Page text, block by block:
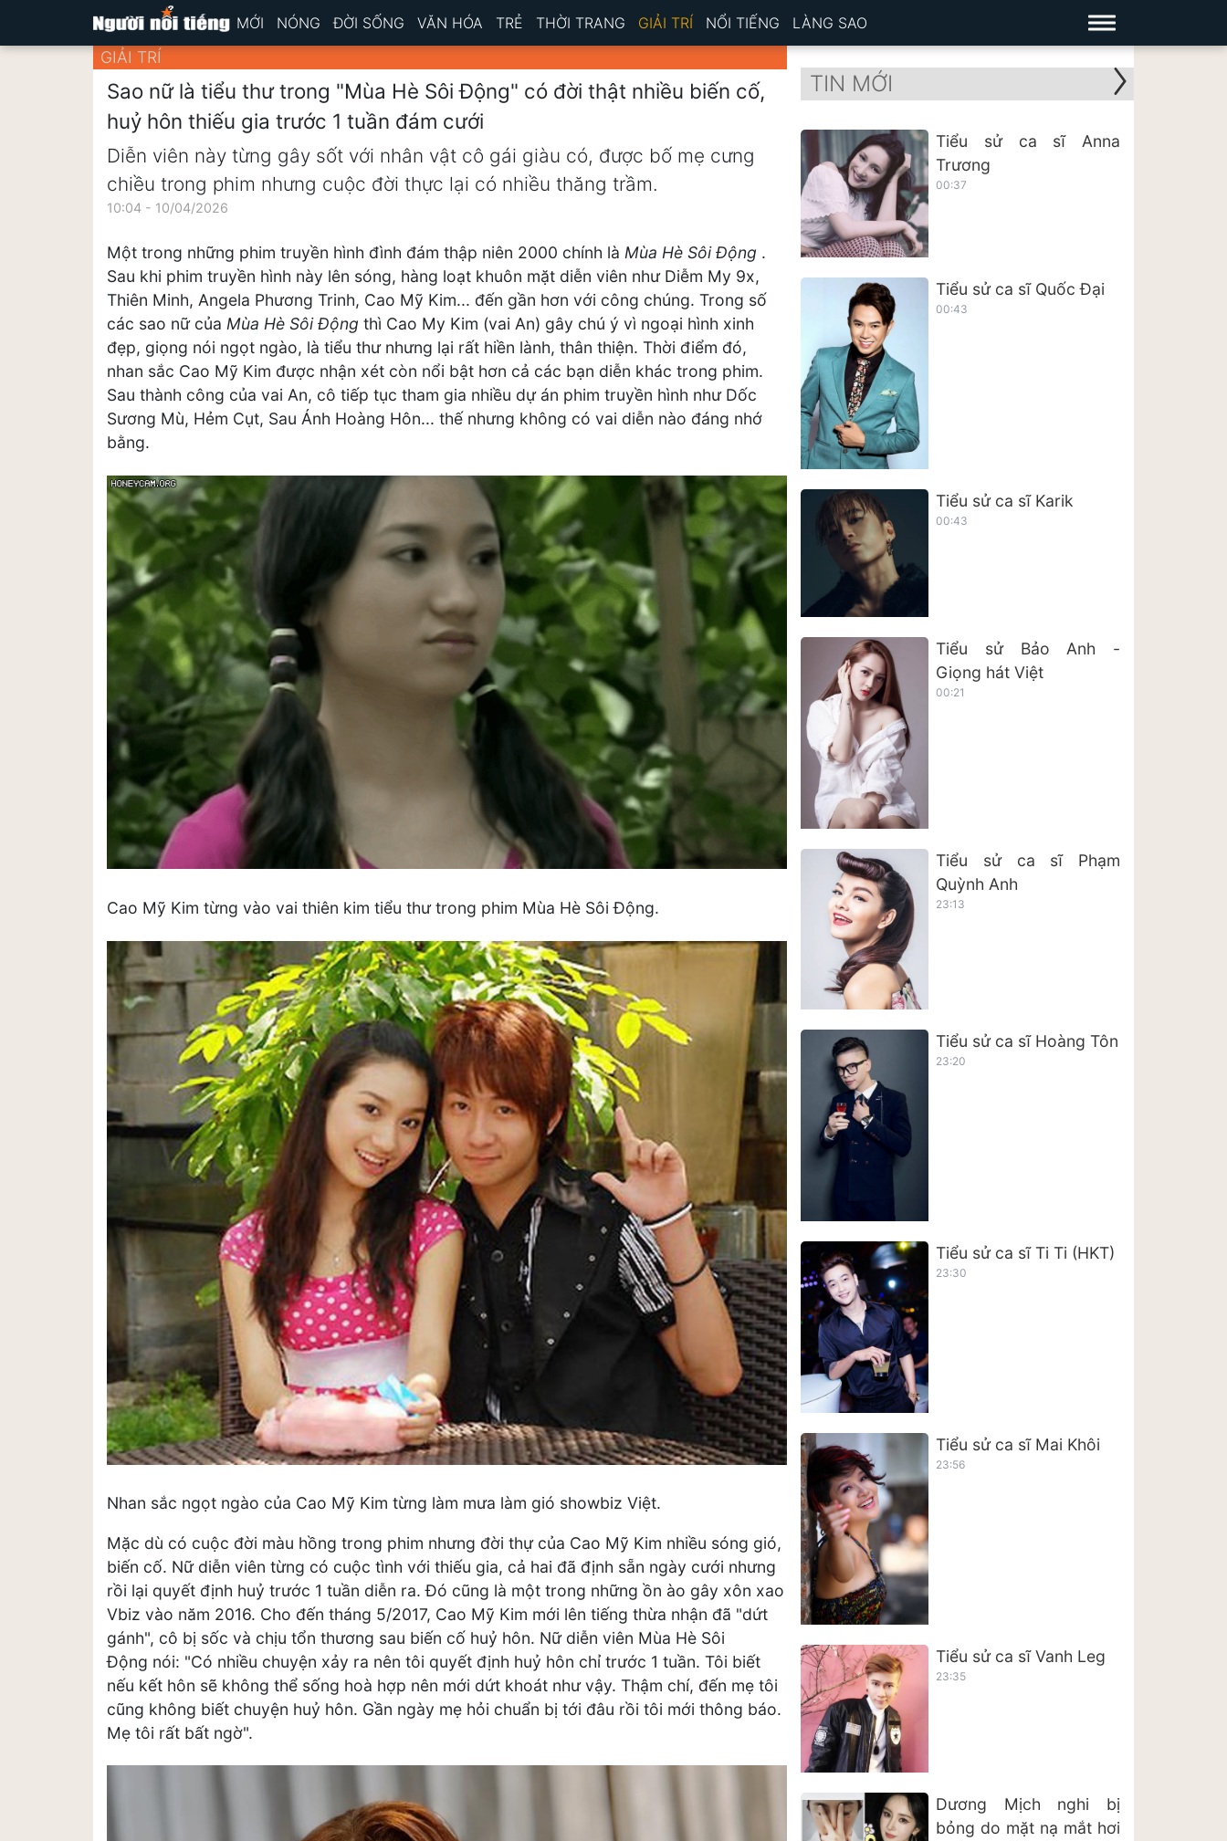
MỚI NÓNG ĐỜI SỐNG VĂN HÓA TRẺ THỜI TRANG GIẢI TRÍ NỔI TIẾNG LÀNG SAO
GIẢI TRÍ
Sao nữ là tiểu thư trong "Mùa Hè Sôi Động" có đời thật nhiều biến cố,
huỷ hôn thiếu gia trước 1 tuần đám cưới
Diễn viên này từng gây sốt với nhân vật cô gái giàu có, được bố mẹ cưng
chiều trong phim nhưng cuộc đời thực lại có nhiều thăng trầm.
10:04 - 10/04/2026
Một trong những phim truyền hình đình đám thập niên 2000 chính là Mùa Hè Sôi Động .
Sau khi phim truyền hình này lên sóng, hàng loạt khuôn mặt diễn viên như Diễm My 9x,
Thiên Minh, Angela Phương Trinh, Cao Mỹ Kim... đến gần hơn với công chúng. Trong số
các sao nữ của Mùa Hè Sôi Động thì Cao My Kim (vai An) gây chú ý vì ngoại hình xinh
đẹp, giọng nói ngọt ngào, là tiểu thư nhưng lại rất hiền lành, thân thiện. Thời điểm đó,
nhan sắc Cao Mỹ Kim được nhận xét còn nổi bật hơn cả các bạn diễn khác trong phim.
Sau thành công của vai An, cô tiếp tục tham gia nhiều dự án phim truyền hình như Dốc
Sương Mù, Hẻm Cụt, Sau Ánh Hoàng Hôn... thế nhưng không có vai diễn nào đáng nhớ
bằng.
Cao Mỹ Kim từng vào vai thiên kim tiểu thư trong phim Mùa Hè Sôi Động.
Nhan sắc ngọt ngào của Cao Mỹ Kim từng làm mưa làm gió showbiz Việt.
Mặc dù có cuộc đời màu hồng trong phim nhưng đời thự của Cao Mỹ Kim nhiều sóng gió,
biến cố. Nữ diễn viên từng có cuộc tình với thiếu gia, cả hai đã định sẵn ngày cưới nhưng
rồi lại quyết định huỷ trước 1 tuần diễn ra. Đó cũng là một trong những ồn ào gây xôn xao
Vbiz vào năm 2016. Cho đến tháng 5/2017, Cao Mỹ Kim mới lên tiếng thừa nhận đã "dứt
gánh", cô bị sốc và chịu tổn thương sau biến cố huỷ hôn. Nữ diễn viên Mùa Hè Sôi
Động nói: "Có nhiều chuyện xảy ra nên tôi quyết định huỷ hôn chỉ trước 1 tuần. Tôi biết
nếu kết hôn sẽ không thể sống hoà hợp nên mới dứt khoát như vậy. Thậm chí, đến mẹ tôi
cũng không biết chuyện huỷ hôn. Gần ngày mẹ hỏi chuẩn bị tới đâu rồi tôi mới thông báo.
Mẹ tôi rất bất ngờ".
TIN MỚI
Tiểu sử ca sĩ Anna
Trương
00:37
Tiểu sử ca sĩ Quốc Đại
00:43
Tiểu sử ca sĩ Karik
00:43
Tiểu sử Bảo Anh -
Giọng hát Việt
00:21
Tiểu sử ca sĩ Phạm
Quỳnh Anh
23:13
Tiểu sử ca sĩ Hoàng Tôn
23:20
Tiểu sử ca sĩ Ti Ti (HKT)
23:30
Tiểu sử ca sĩ Mai Khôi
23:56
Tiểu sử ca sĩ Vanh Leg
23:35
Dương Mịch nghi bị
bỏng do mặt nạ mắt hơi